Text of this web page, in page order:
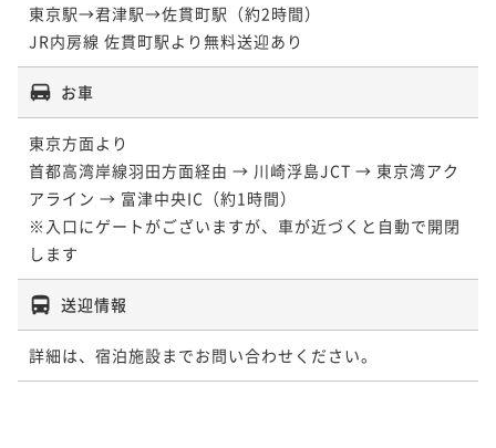
東京駅→君津駅→佐貫町駅（約2時間）
お車
東京方面より
首都高湾岸線羽田方面経由 → 川崎浮島JCT → 東京湾アク
アライン → 富津中央IC（約1時間）
※入口にゲートがございますが、車が近づくと自動で開閉
します
送迎情報
詳細は、宿泊施設までお問い合わせください。